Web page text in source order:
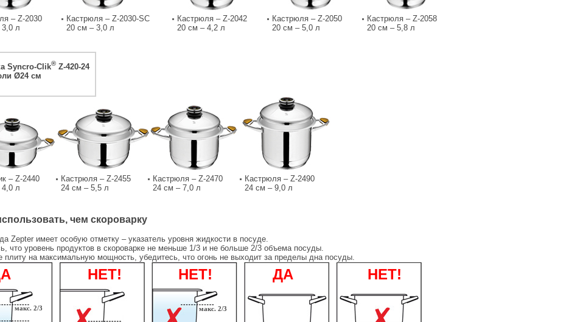
– Z-2030
л
Кастрюля – Z-2030-SC
20 см – 3,0 л
Кастрюля – Z-2042
20 см – 4,2 л
Кастрюля – Z-2050
20 см – 5,0 л
Кастрюля – Z-2058
20 см – 5,8 л
Syncro-Clik® Z-420-24
Ø24 см
– Z-2440
л
Кастрюля – Z-2455
24 см – 5,5 л
Кастрюля – Z-2470
24 см – 7,0 л
Кастрюля – Z-2490
24 см – 9,0 л
чем скороварку
Zepter имеет особую отметку – указатель уровня жидкости в посуде.
что уровень продуктов в скороварке не меньше 1/3 и не больше 2/3 объема посуды.
плиту на максимальную мощность, убедитесь, что огонь не выходит за пределы дна посуды.
НЕТ! НЕТ! ДА НЕТ!
макс. 2/3 макс. 2/3